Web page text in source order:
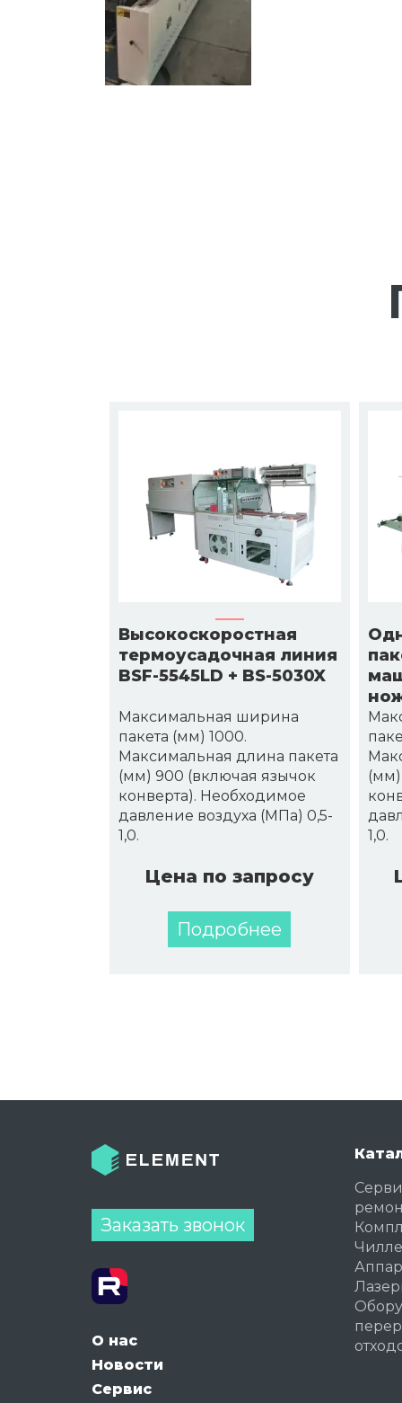
Высокоскоростная
термоусадочная линия
BSF-5545LD + BS-5030X
Максимальная ширина
пакета (мм) 1000.
Максимальная длина пакета
(мм) 900 (включая язычок
конверта). Необходимое
давление воздуха (МПа) 0,5-
1,0.
Цена по запросу
Подробнее
(мм)
1,0.
Заказать звонок
О нас
Новости
Сервис